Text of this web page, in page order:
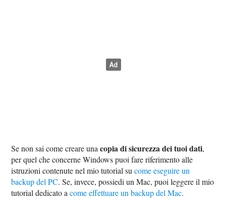
Se non sai come creare unacopia di sicurezza dei tuoi dati,
per quel che concerne Windows puoi fare riferimento alle
istruzioni contenute nel mio tutorial sucome eseguire un
backup del PC. Se, invece, possiedi un Mac, puoi leggere il mio
tutorial dedicato acome effettuare un backup del Mac.